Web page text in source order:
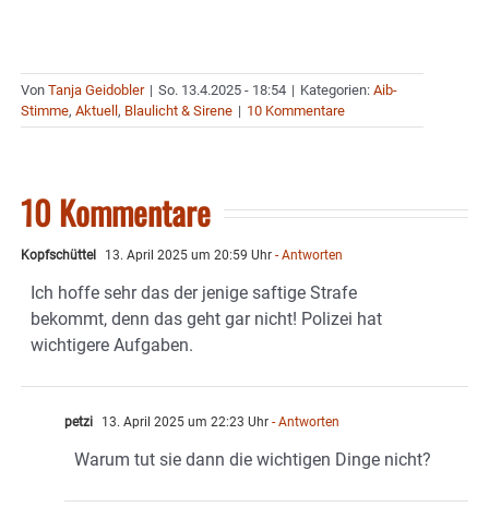
Von Tanja Geidobler | So. 13.4.2025 - 18:54 | Kategorien: Aib-
Stimme, Aktuell , Blaulicht & Sirene | 10 Kommentare
10 Kommentare
Kopfschüttel 13. April 2025 um 20:59 Uhr - Antworten
Ich hoffe sehr das der jenige saftige Strafe
bekommt, denn das geht gar nicht! Polizei hat
wichtigere Aufgaben.
petzi 13. April 2025 um 22:23 Uhr - Antworten
Warum tut sie dann die wichtigen Dinge nicht?